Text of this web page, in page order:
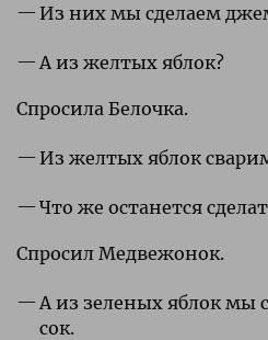
Из них мы сделаем
А из желтых яблок?
Спросила Белочка.
Из желтых яблок
Что же останется
Спросил Медвежонок.
А из зеленых яблок мы
сок.